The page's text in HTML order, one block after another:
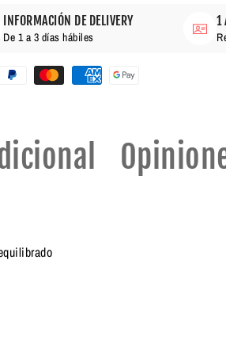
INFORMACIÓN DE DELIVERY
De 1 a 3 días hábiles
1